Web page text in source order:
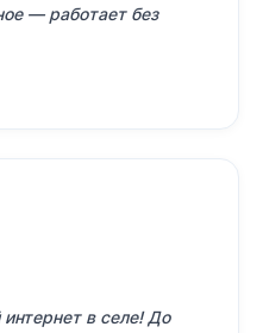
— работает без
в селе! До